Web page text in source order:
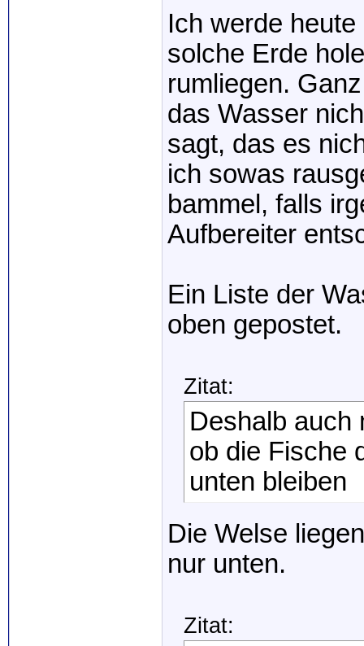
Ich werde
solche Erde
rumliegen.
das Wasser
sagt, das es
ich sowas
bammel, falls
Aufbereiter
Ein Liste der
oben gepostet.
Zitat:
Deshalb auch
ob die Fische
unten bleiben
Die Welse
nur unten.
Zitat: